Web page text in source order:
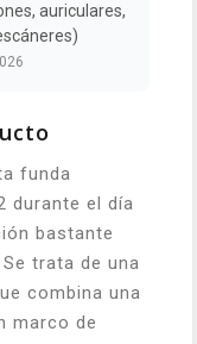
auriculares,
funda
durante el día
bastante
trata de una
combina una
marco de